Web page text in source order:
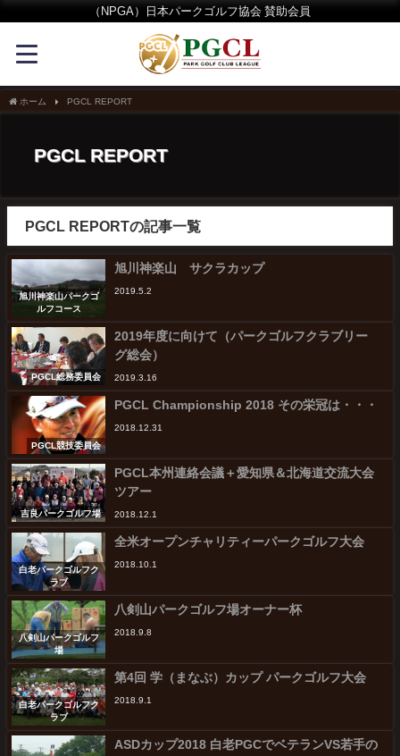
（NPGA）日本パークゴルフ協会 賛助会員
ホーム PGCL REPORT
PGCL REPORT
PGCL REPORTの記事一覧
旭川神楽山パークゴ
ルフコース
旭川神楽山 サクラカップ
2019.5.2
PGCL総務委員会
2019年度に向けて（パークゴルフクラブリー
グ総会）
2019.3.16
PGCL競技委員会
PGCL Championship 2018 その栄冠は・・・
2018.12.31
吉良パークゴルフ場
PGCL本州連絡会議＋愛知県＆北海道交流大会
ツアー
2018.12.1
白老パークゴルフク
ラブ
全米オープンチャリティーパークゴルフ大会
2018.10.1
八剣山パークゴルフ
場
八剣山パークゴルフ場オーナー杯
2018.9.8
白老パークゴルフク
ラブ
第4回 学（まなぶ）カップ パークゴルフ大会
2018.9.1
ASDカップ2018 白老PGCでベテランVS若手の